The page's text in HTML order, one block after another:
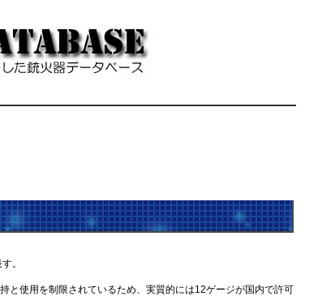
。
使用を制限されているため、実質的には12ゲージが国内で許可